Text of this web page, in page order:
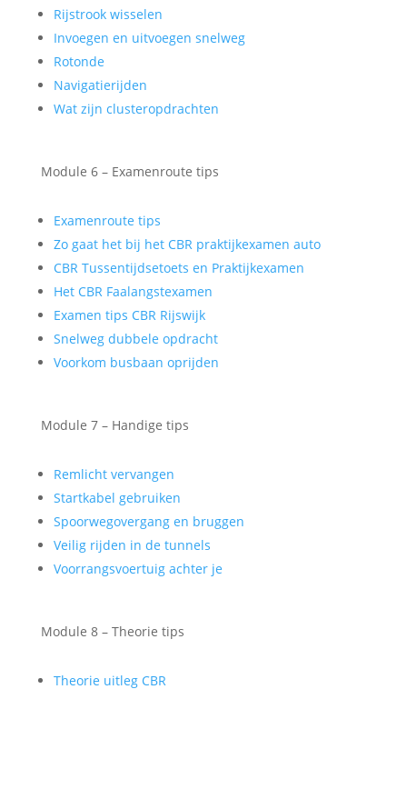
Rijstrook wisselen
Invoegen en uitvoegen snelweg
Rotonde
Navigatierijden
Wat zijn clusteropdrachten
Module 6 – Examenroute tips
Examenroute tips
Zo gaat het bij het CBR praktijkexamen auto
CBR Tussentijdsetoets en Praktijkexamen
Het CBR Faalangstexamen
Examen tips CBR Rijswijk
Snelweg dubbele opdracht
Voorkom busbaan oprijden
Module 7 – Handige tips
Remlicht vervangen
Startkabel gebruiken
Spoorwegovergang en bruggen
Veilig rijden in de tunnels
Voorrangsvoertuig achter je
Module 8 – Theorie tips
Theorie uitleg CBR